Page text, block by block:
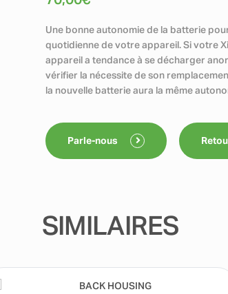
Une bonne autonomie de la batterie
quotidienne de votre appareil. Si votre
appareil a tendance à se décharger
vérifier la nécessite de son
la nouvelle batterie aura la même
Parle-nous
SIMILAIRES